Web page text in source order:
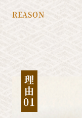
REASON
理
由
01